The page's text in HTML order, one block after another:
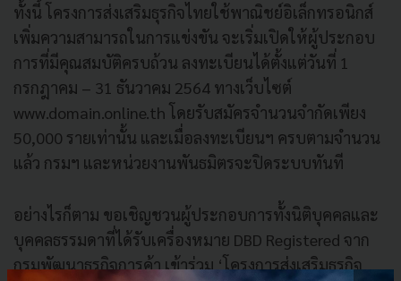
ทั้งนี้ โครงการส่งเสริมธุรกิจไทยใช้พาณิชย์อิเล็กทรอนิกส์
เพิ่มความสามารถในการแข่งขัน จะเริ่มเปิดให้ผู้ประกอบ
การที่มีคุณสมบัติครบถ้วน ลงทะเบียนได้ตั้งแต่วันที่ 1
กรกฎาคม – 31 ธันวาคม 2564 ทางเว็บไซต์
www.domain.online.th โดยรับสมัครจำนวนจำกัดเพียง
50,000 รายเท่านั้น และเมื่อลงทะเบียนฯ ครบตามจำนวน
แล้ว กรมฯ และหน่วยงานพันธมิตรจะปิดระบบทันที
อย่างไรก็ตาม ขอเชิญชวนผู้ประกอบการทั้งนิติบุคคลและ
บุคคลธรรมดาที่ได้รับเครื่องหมาย DBD Registered จาก
กรมพัฒนาธุรกิจการค้า เข้าร่วม ‘โครงการส่งเสริมธุรกิจ